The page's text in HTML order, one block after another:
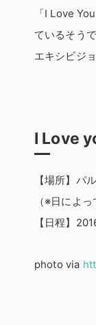
「I Love
ているそう
エキシビジ
I Love
【場所】パ
（※日によ
【日程】
photo via